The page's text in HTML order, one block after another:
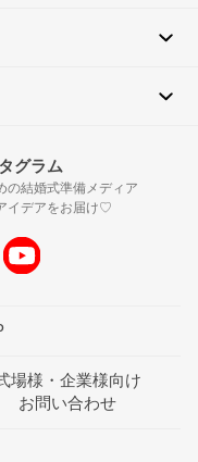
グラム
の結婚式準備メディア
イデアをお届け♡
場様・企業様向け
お問い合わせ